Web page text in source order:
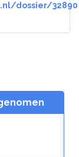
dossier/32890